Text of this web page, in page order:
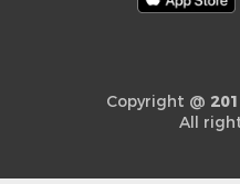
Copyright @
All